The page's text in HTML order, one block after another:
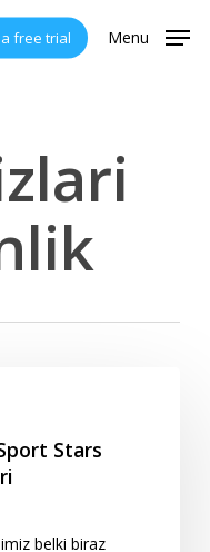
free trial Menu
Stars
belki biraz